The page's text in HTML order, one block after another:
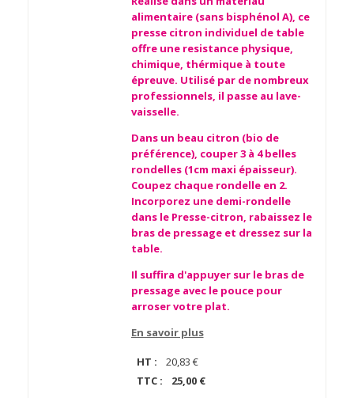
alimentaire (sans bisphénol A), ce
presse citron individuel de table
offre une resistance physique,
chimique, thérmique à toute
épreuve. Utilisé par de nombreux
professionnels, il passe au lave-
vaisselle.
Dans un beau citron (bio de
préférence), couper 3 à 4 belles
rondelles (1cm maxi épaisseur).
Coupez chaque rondelle en 2.
Incorporez une demi-rondelle
dans le Presse-citron, rabaissez le
bras de pressage et dressez sur la
table.
Il suffira d'appuyer sur le bras de
pressage avec le pouce pour
arroser votre plat.
En savoir plus
HT :
20,83 €
TTC :
25,00 €